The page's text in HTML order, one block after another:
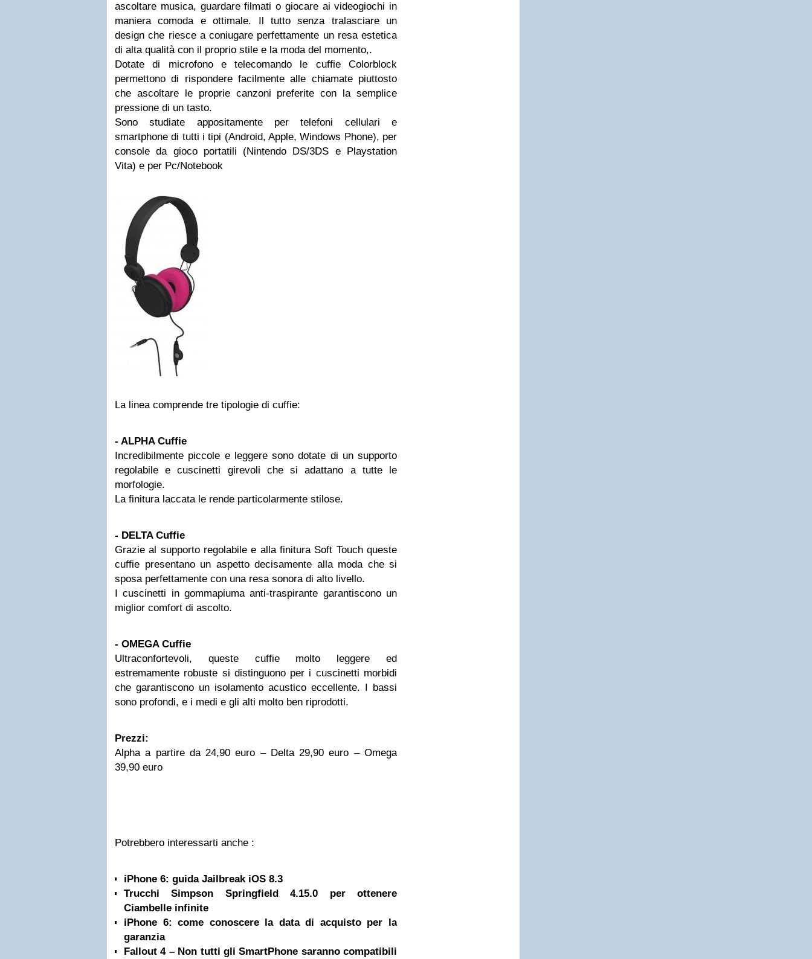
ascoltare musica, guardare filmati o giocare ai videogiochi in
maniera comoda e ottimale. Il tutto senza tralasciare un
design che riesce a coniugare perfettamente un resa estetica
di alta qualità con il proprio stile e la moda del momento,.
Dotate di microfono e telecomando le cuffie Colorblock
permettono di rispondere facilmente alle chiamate piuttosto
che ascoltare le proprie canzoni preferite con la semplice
pressione di un tasto.
Sono studiate appositamente per telefoni cellulari e
smartphone di tutti i tipi (Android, Apple, Windows Phone), per
console da gioco portatili (Nintendo DS/3DS e Playstation
Vita) e per Pc/Notebook
La linea comprende tre tipologie di cuffie:
- ALPHA Cuffie
Incredibilmente piccole e leggere sono dotate di un supporto
regolabile e cuscinetti girevoli che si adattano a tutte le
morfologie.
La finitura laccata le rende particolarmente stilose.
- DELTA Cuffie
Grazie al supporto regolabile e alla finitura Soft Touch queste
cuffie presentano un aspetto decisamente alla moda che si
sposa perfettamente con una resa sonora di alto livello.
I cuscinetti in gommapiuma anti-traspirante garantiscono un
miglior comfort di ascolto.
- OMEGA Cuffie
Ultraconfortevoli, queste cuffie molto leggere ed
estremamente robuste si distinguono per i cuscinetti morbidi
che garantiscono un isolamento acustico eccellente. I bassi
sono profondi, e i medi e gli alti molto ben riprodotti.
Prezzi:
Alpha a partire da 24,90 euro – Delta 29,90 euro – Omega
39,90 euro
Potrebbero interessarti anche :
iPhone 6: guida Jailbreak iOS 8.3
Trucchi Simpson Springfield 4.15.0 per ottenere
Ciambelle infinite
iPhone 6: come conoscere la data di acquisto per la
garanzia
Fallout 4 – Non tutti gli SmartPhone saranno compatibili